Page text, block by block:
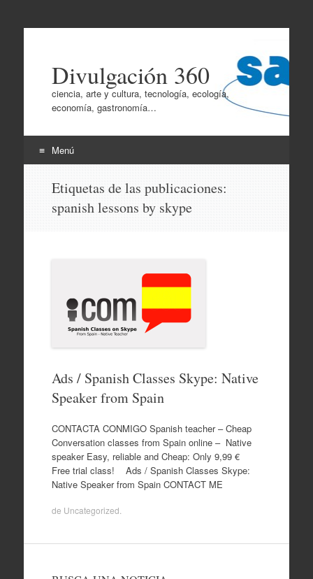
Divulgación 360
ciencia, arte y cultura, tecnología, ecología,
economía, gastronomía…
Menú
contenido
Etiquetas de las publicaciones:
spanish lessons by skype
Ads / Spanish Classes Skype: Native
Speaker from Spain
CONTACTA CONMIGO Spanish teacher – Cheap
Conversation classes from Spain online – Native
speaker Easy, reliable and Cheap: Only 9,99 €
Free trial class! Ads / Spanish Classes Skype:
Native Speaker from Spain CONTACT ME
de Uncategorized